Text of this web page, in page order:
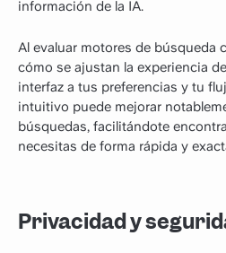
información de la IA.
Al evaluar motores de búsqueda
cómo se ajustan la experiencia
interfaz a tus preferencias y tu
intuitivo puede mejorar
búsquedas, facilitándote
necesitas de forma rápida y
Privacidad y